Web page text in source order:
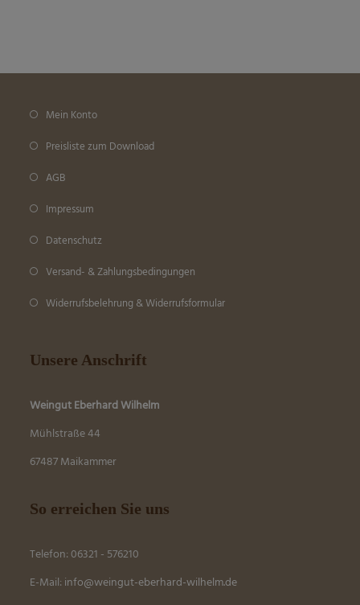
Mein Konto
Preisliste zum Download
AGB
Impressum
Datenschutz
Versand- & Zahlungsbedingungen
Widerrufsbelehrung & Widerrufsformular
Unsere Anschrift
Weingut Eberhard Wilhelm
Mühlstraße 44
67487 Maikammer
So erreichen Sie uns
Telefon: 06321 - 576210
E-Mail: info@weingut-eberhard-wilhelm.de